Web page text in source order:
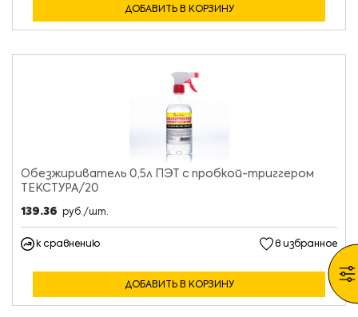
ДОБАВИТЬ В КОРЗИНУ
Обезжириватель 0,5л ПЭТ с пробкой-триггером
ТЕКСТУРА/20
139.36 руб./шт.
к сравнению в избранное
ДОБАВИТЬ В КОРЗИНУ